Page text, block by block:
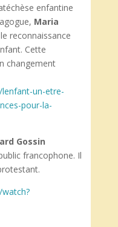
enfantine
Maria
reconnaissance
Cette
changement
un-etre-
pour-la-
Gossin
francophone. Il